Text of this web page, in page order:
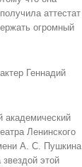
аттестат
огромный
Геннадий
академический
Ленинского
А. С. Пушкина
этой